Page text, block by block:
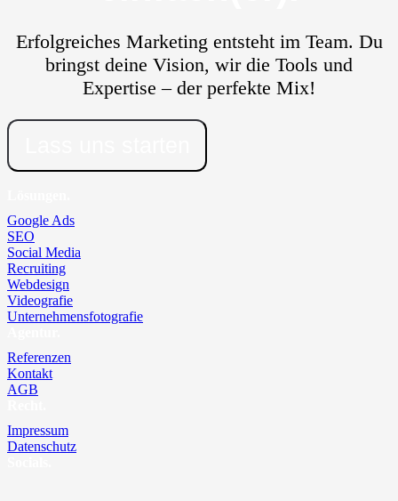
Erfolgreiches Marketing entsteht im Team. Du
bringst deine Vision, wir die Tools und
Expertise – der perfekte Mix!
Google Ads
SEO
Social Media
Recruiting
Webdesign
Videografie
Unternehmensfotografie
Referenzen
Kontakt
AGB
Impressum
Datenschutz